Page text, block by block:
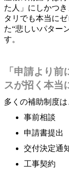
た人」にしかつ
タリでも本当に
た“悲しいパター
す。
「申請より
スが招く本当
多くの補助制度
事前相談
申請書提出
交付決定通
工事契約